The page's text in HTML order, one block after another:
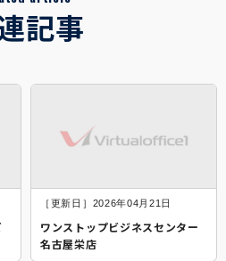
記事
［更新日］2026年04月21日
ワンストップビジネスセンター
名古屋栄店